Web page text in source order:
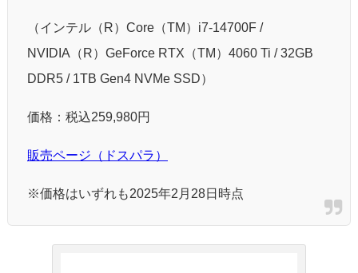
（インテル（R）Core（TM）i7-14700F /
NVIDIA（R）GeForce RTX（TM）4060 Ti / 32GB
DDR5 / 1TB Gen4 NVMe SSD）
価格：税込259,980円
販売ページ（ドスパラ）
※価格はいずれも2025年2月28日時点